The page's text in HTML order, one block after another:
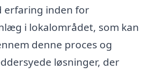
erfaring inden for
i lokalområdet, som kan
denne proces og
løsninger, der